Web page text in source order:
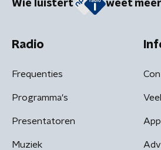
Wie luistert weet meer
Radio
Frequenties
Programma's
Presentatoren
Muziek